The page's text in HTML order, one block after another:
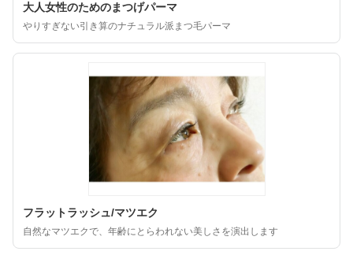
大人女性のためのまつげパーマ
やりすぎない引き算のナチュラル派まつ毛パーマ
フラットラッシュ/マツエク
自然なマツエクで、年齢にとらわれない美しさを演出します